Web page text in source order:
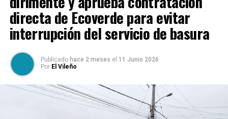
directa de Ecoverde para evitar
interrupción del servicio de basura
Publicado hace 2 meses el 11 Junio 2026
Por El Vileño